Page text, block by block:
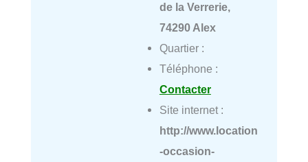
de la Verrerie,
74290 Alex
Quartier :
Téléphone :
Contacter
Site internet :
http://www.location
-occasion-